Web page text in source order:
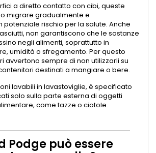
a diretto contatto con cibi, queste
migrare gradualmente e
potenziale rischio per la salute. Anche
non garantiscono che le sostanze
negli alimenti, soprattutto in
umidità o sfregamento. Per questo
avvertono sempre di non utilizzarli su
destinati a mangiare o bere.
lavabili in lavastoviglie, è specificato
solo sulla parte esterna di oggetti
come tazze o ciotole.
Podge può essere